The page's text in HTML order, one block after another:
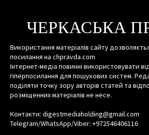
ЧЕРКАСЬКА
Використання матеріалів сайту
посилання на chpravda.com
Інтернет-медіа повинні використовувати
гіперпосилання для пошукових систем.
поділяти точку зору авторів статей та
розміщенних матеріалів не несе.
Контакти: digestmediaholding@gmail.com
Telegram/WhatsApp/Viber: +972546406116